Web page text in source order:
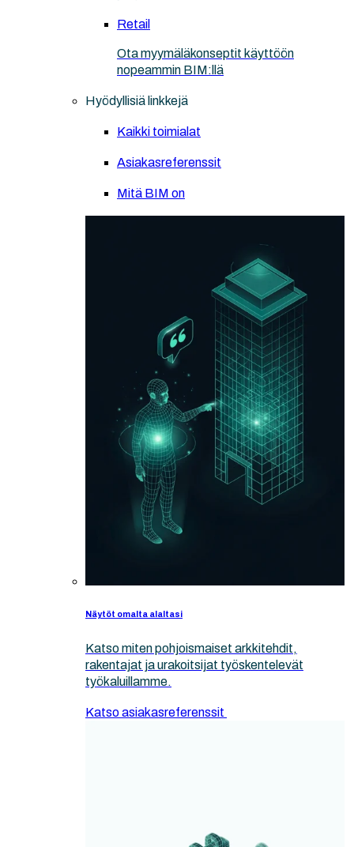
Retail
Ota myymäläkonseptit käyttöön
nopeammin BIM:llä
Hyödyllisiä linkkejä
Kaikki toimialat
Asiakasreferenssit
Mitä BIM on
Näytöt omalta alaltasi
Katso miten pohjoismaiset arkkitehdit,
rakentajat ja urakoitsijat työskentelevät
työkaluillamme.
Katso asiakasreferenssit